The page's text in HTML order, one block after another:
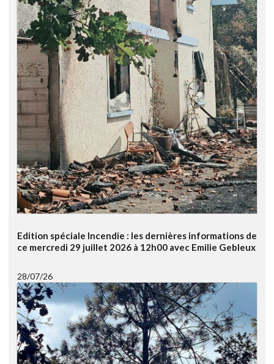
Edition spéciale Incendie : les dernières informations de
ce mercredi 29 juillet 2026 à 12h00 avec Emilie Gebleux
28/07/26